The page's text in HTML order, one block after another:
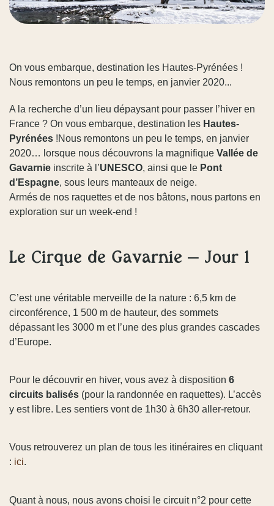
On vous embarque, destination les Hautes-Pyrénées !
Nous remontons un peu le temps, en janvier 2020...
A la recherche d’un lieu dépaysant pour passer l’hiver en
France ? On vous embarque, destination les Hautes-
Pyrénées !Nous remontons un peu le temps, en janvier
2020… lorsque nous découvrons la magnifique Vallée de
Gavarnie inscrite à l’UNESCO, ainsi que le Pont
d’Espagne, sous leurs manteaux de neige.
Armés de nos raquettes et de nos bâtons, nous partons en
exploration sur un week-end !
Le Cirque de Gavarnie – Jour 1
C’est une véritable merveille de la nature : 6,5 km de
circonférence, 1 500 m de hauteur, des sommets
dépassant les 3000 m et l’une des plus grandes cascades
d’Europe.
Pour le découvrir en hiver, vous avez à disposition 6
circuits balisés (pour la randonnée en raquettes). L’accès
y est libre. Les sentiers vont de 1h30 à 6h30 aller-retour.
Vous retrouverez un plan de tous les itinéraires en cliquant
: ici.
Quant à nous, nous avons choisi le circuit n°2 pour cette